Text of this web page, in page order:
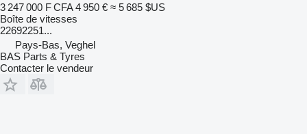
3 247 000 F CFA 4 950 € ≈ 5 685 $US
Boîte de vitesses
22692251...
Pays-Bas, Veghel
BAS Parts & Tyres
Contacter le vendeur